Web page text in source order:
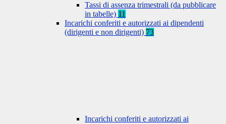
Tassi di assenza trimestrali (da pubblicare
in tabelle) 11
Incarichi conferiti e autorizzati ai dipendenti
(dirigenti e non dirigenti) 73
Incarichi conferiti e autorizzati ai